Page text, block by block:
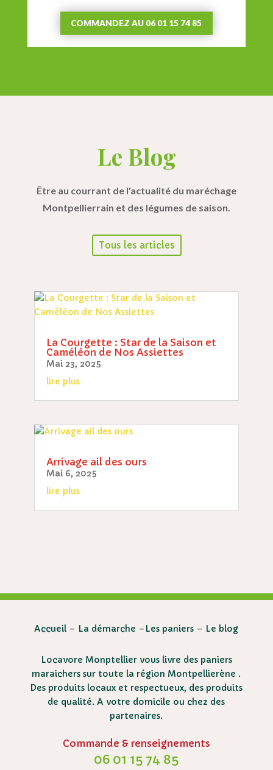
COMMANDEZ AU 06 01 15 74 85
Le Blog
Être au courrant de l'actualité du maréchage
Montpellierrain et des légumes de saison.
Tous les articles
La Courgette : Star de la Saison et
Caméléon de Nos Assiettes
Mai 23, 2025
lire plus
Arrivage ail des ours
Mai 6, 2025
lire plus
Accueil – La démarche – Les paniers – Le blog
Locavore Monptellier vous livre des paniers
maraichers sur toute la région Montpellierène .
Des produits locaux et respectueux, des produits
de qualité. A votre domicile ou chez des
partenaires.
Commande & renseignements
06 01 15 74 85